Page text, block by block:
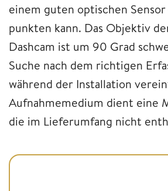
einem guten optischen
punkten kann. Das Objektiv
Dashcam ist um 90 Grad
Suche nach dem richtigen
während der Installation
Aufnahmemedium dient eine
die im Lieferumfang nicht